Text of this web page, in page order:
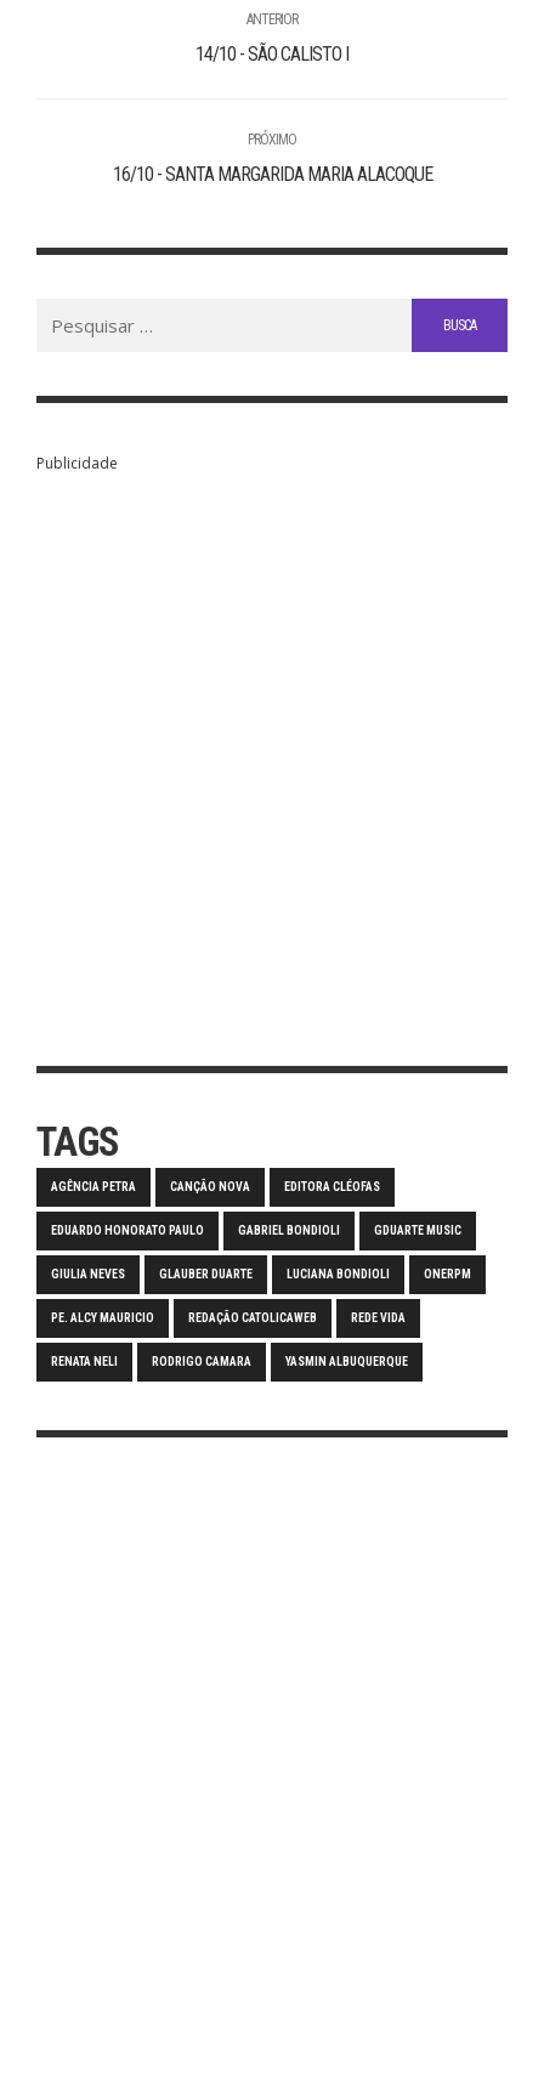
ANTERIOR
14/10 - SÃO CALISTO I
PRÓXIMO
16/10 - SANTA MARGARIDA MARIA ALACOQUE
Publicidade
TAGS
AGÊNCIA PETRA CANÇÃO NOVA EDITORA CLÉOFAS
EDUARDO HONORATO PAULO GABRIEL BONDIOLI GDUARTE MUSIC
GIULIA NEVES GLAUBER DUARTE LUCIANA BONDIOLI ONERPM
PE. ALCY MAURICIO REDAÇÃO CATOLICAWEB REDE VIDA
RENATA NELI RODRIGO CAMARA YASMIN ALBUQUERQUE